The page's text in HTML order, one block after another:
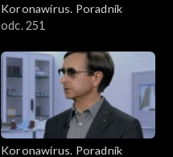
Koronawirus. Poradnik
odc. 251
Koronawirus. Poradnik